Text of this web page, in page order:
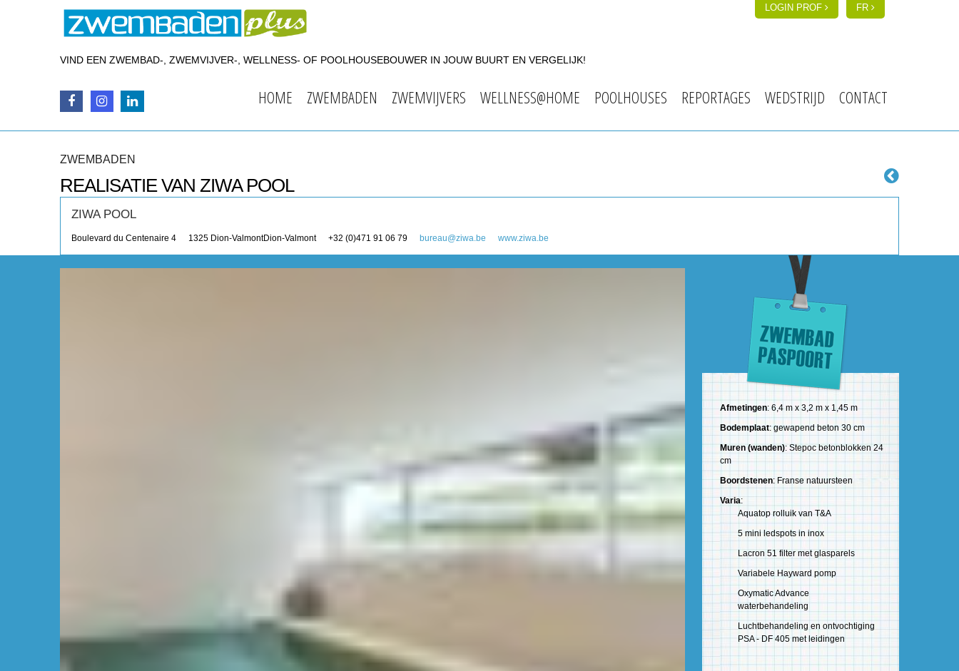
LOGIN PROF FR
VIND EEN ZWEMBAD-, ZWEMVIJVER-, WELLNESS- OF POOLHOUSEBOUWER IN JOUW BUURT EN VERGELIJK!
HOME ZWEMBADEN ZWEMVIJVERS WELLNESS@HOME POOLHOUSES REPORTAGES WEDSTRIJD CONTACT
ZWEMBADEN
REALISATIE VAN ZIWA POOL
ZIWA POOL
Boulevard du Centenaire 4 1325 Dion-ValmontDion-Valmont +32 (0)471 91 06 79 bureau@ziwa.be www.ziwa.be
Afmetingen: 6,4 m x 3,2 m x 1,45 m
Bodemplaat: gewapend beton 30 cm
Muren (wanden): Stepoc betonblokken 24
cm
Boordstenen: Franse natuursteen
Varia:
Aquatop rolluik van T&A
5 mini ledspots in inox
Lacron 51 filter met glasparels
Variabele Hayward pomp
Oxymatic Advance
waterbehandeling
Luchtbehandeling en ontvochtiging
PSA - DF 405 met leidingen